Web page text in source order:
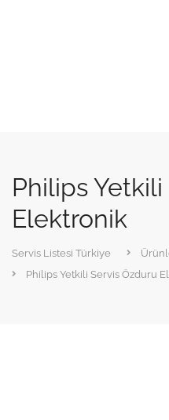
Philips
Elektronik
Servis Listesi Türkiye
Philips Yetkili Servis Özduru